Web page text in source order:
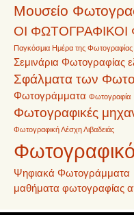
Μουσείο
ΟΙ ΦΩΤΟΓΡΑΦΙΚΟΙ
Παγκόσμια Ημέρα της Φωτογραφίας
Σεμινάρια Φωτογραφίας
Σφάλματα των
Φωτογράμματα Φωτογραφία
Φωτογραφικές
Φωτογραφική Λέσχη Λιβαδειάς
Ψηφιακά Φωτογράμματα
μαθήματα φωτογραφίας